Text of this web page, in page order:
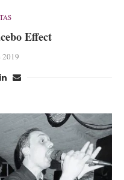
Effect
2019